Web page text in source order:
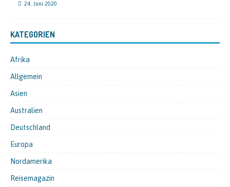
24. Juni 2020
KATEGORIEN
Afrika
Allgemein
Asien
Australien
Deutschland
Europa
Nordamerika
Reisemagazin